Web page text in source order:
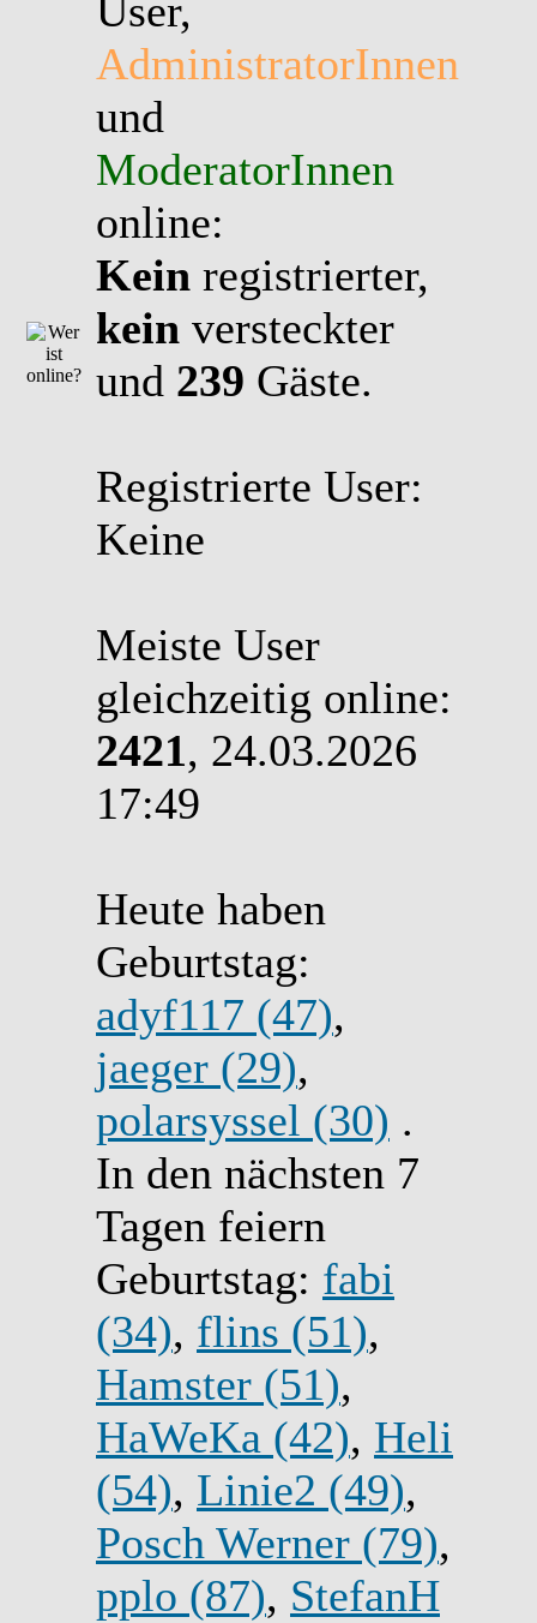
User,
AdministratorInnen
und
ModeratorInnen
online:
Kein registrierter,
kein versteckter
und 239 Gäste.
Registrierte User:
Keine
Meiste User
gleichzeitig online:
2421, 24.03.2026
17:49
Heute haben
Geburtstag:
adyf117 (47),
jaeger (29),
polarsyssel (30) .
In den nächsten 7
Tagen feiern
Geburtstag: fabi
(34), flins (51),
Hamster (51),
HaWeKa (42), Heli
(54), Linie2 (49),
Posch Werner (79),
pplo (87), StefanH